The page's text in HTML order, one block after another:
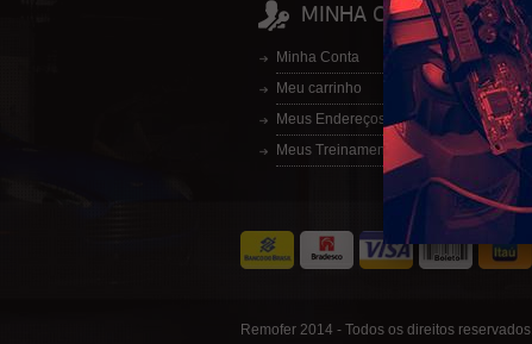
MINHA CONTA
Minha Conta
Meu carrinho
Meus Endereços
Meus Treinamentos
Remofer 2014 - Todos os direitos reservados.